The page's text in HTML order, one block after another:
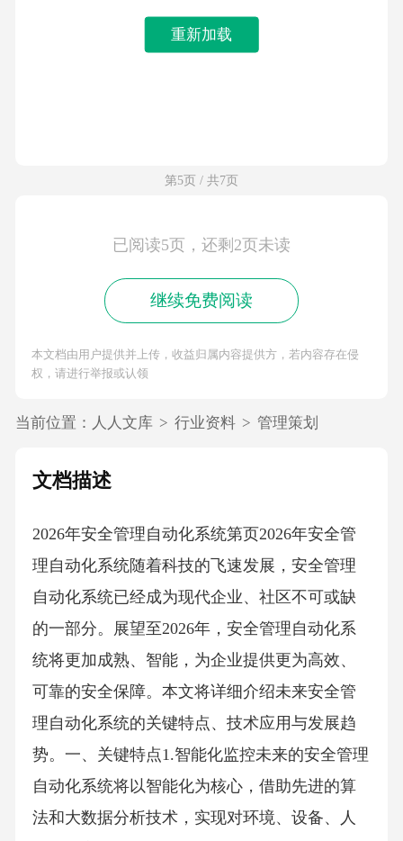
重新加载
第5页 / 共7页
已阅读5页，还剩2页未读
继续免费阅读
本文档由用户提供并上传，收益归属内容提供方，若内容存在侵
权，请进行举报或认领
当前位置： 人人文库 > 行业资料 > 管理策划
文档描述
2026年安全管理自动化系统第页2026年安全管
理自动化系统随着科技的飞速发展，安全管理
自动化系统已经成为现代企业、社区不可或缺
的一部分。展望至2026年，安全管理自动化系
统将更加成熟、智能，为企业提供更为高效、
可靠的安全保障。本文将详细介绍未来安全管
理自动化系统的关键特点、技术应用与发展趋
势。一、关键特点1.智能化监控未来的安全管理
自动化系统将以智能化为核心，借助先进的算
法和大数据分析技术，实现对环境、设备、人